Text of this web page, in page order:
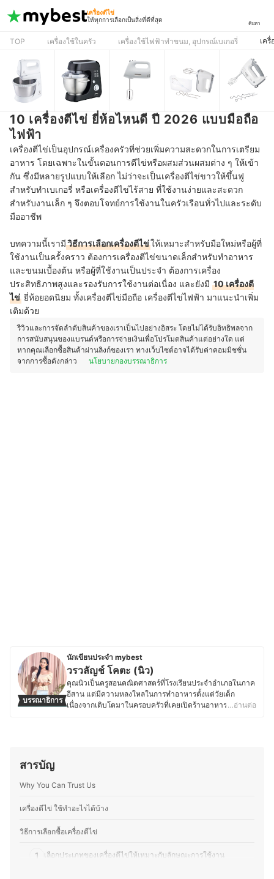
เครื่องตีไข่
ให้ทุกการเลือกเป็นสิ่งที่ดีที่สุด
ค้นหา
TOP เครื่องใช้ในครัว เครื่องใช้ไฟฟ้าทำขนม, อุปกรณ์เบเกอรี่ เครื่
10 เครื่องตีไข่ ยี่ห้อไหนดี ปี 2026 แบบมือถือ
ไฟฟ้า
เครื่องตีไข่เป็นอุปกรณ์เครื่องครัวที่ช่วยเพิ่มความสะดวกในการเตรียม
อาหาร โดยเฉพาะในขั้นตอนการตีไข่หรือผสมส่วนผสมต่าง ๆ ให้เข้า
กัน ซึ่งมีหลายรูปแบบให้เลือก ไม่ว่าจะเป็นเครื่องตีไข่ขาวให้ขึ้นฟู
สำหรับทำเบเกอรี่ หรือเครื่องตีไข่ไร้สาย ที่ใช้งานง่ายและสะดวก
สำหรับงานเล็ก ๆ จึงตอบโจทย์การใช้งานในครัวเรือนทั่วไปและระดับ
มืออาชีพ
บทความนี้เรามีวิธีการเลือกเครื่องตีไข่ให้เหมาะสำหรับมือใหม่หรือผู้ที่
ใช้งานเป็นครั้งคราว ต้องการเครื่องตีไข่ขนาดเล็กสำหรับทำอาหาร
และขนมเบื้องต้น หรือผู้ที่ใช้งานเป็นประจำ ต้องการเครื่อง
ประสิทธิภาพสูงและรองรับการใช้งานต่อเนื่อง และยังมี 10 เครื่องตี
ไข่ ยี่ห้อยอดนิยม ทั้งเครื่องตีไข่มือถือ เครื่องตีไข่ไฟฟ้า มาแนะนำเพิ่ม
เติมด้วย
รีวิวและการจัดลำดับสินค้าของเราเป็นไปอย่างอิสระ โดยไม่ได้รับอิทธิพลจาก
การสนับสนุนของแบรนด์หรือการจ่ายเงินเพื่อโปรโมตสินค้าแต่อย่างใด แต่
หากคุณเลือกซื้อสินค้าผ่านลิงก์ของเรา ทางเว็บไซต์อาจได้รับค่าคอมมิชชั่น
จากการซื้อดังกล่าว
นโยบายกองบรรณาธิการ
บรรณาธิการ
นักเขียนประจำ mybest
วรวลัญช์ โคตะ (นิว)
คุณนิวเป็นครูสอนคณิตศาสตร์ที่โรงเรียนประจำอำเภอในภาค
อีสาน แต่มีความหลงใหลในการทำอาหารตั้งแต่วัยเด็ก
เนื่องจากเติบโตมาในครอบครัวที่เคยเปิดร้านอาหาร ทำให้มี
ซึ่งนอกจากความอร่อยแล้ว ยังให้ความสำคัญกับการทำ
ให้ทุกคนสนุกกับการทำอาหารได้อย่างเต็มที่
…อ่านต่อ
สารบัญ
Why You Can Trust Us
เครื่องตีไข่ ใช้ทำอะไรได้บ้าง
วิธีการเลือกซื้อเครื่องตีไข่
1 เลือกประเภทของเครื่องตีไข่ให้เหมาะกับลักษณะการใช้งาน